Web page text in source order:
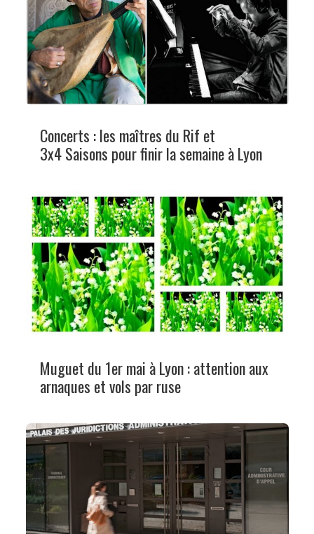
Concerts : les maîtres du Rif et
3x4 Saisons pour finir la semaine à Lyon
Muguet du 1er mai à Lyon : attention aux
arnaques et vols par ruse